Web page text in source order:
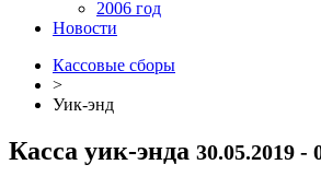
2006 год
Новости
Кассовые сборы
>
Уик-энд
Касса уик-энда 30.05.2019 -